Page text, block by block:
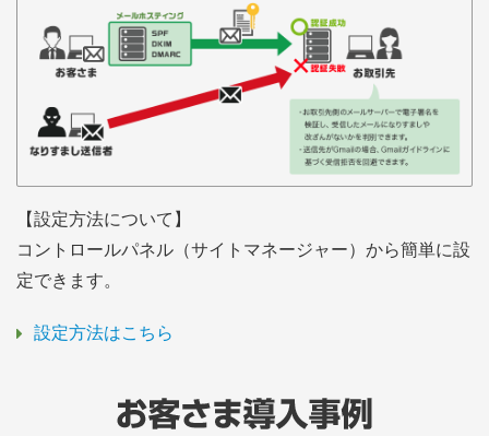
【設定方法について】
コントロールパネル（サイトマネージャー）から簡単に設
定できます。
設定方法はこちら